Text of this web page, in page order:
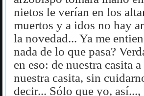
nietos le verían en los
muertos y a idos no hay
la novedad... Ya me
nada de lo que pasa?
en eso: de nuestra casita
nuestra casita, sin
decir... Sólo que yo,